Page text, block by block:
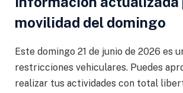
movilidad del domingo
Este domingo 21 de junio de 2026 es
restricciones vehiculares. Puedes
realizar tus actividades con total